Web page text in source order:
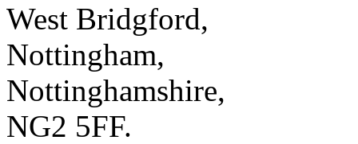
West Bridgford,
Nottingham,
Nottinghamshire,
NG2 5FF.